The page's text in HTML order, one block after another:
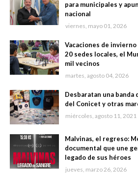
para municipales y
nacional
viernes, mayo 01, 2026
Vacaciones de
20 sedes locales, el
mil vecinos
martes, agosto 04, 2026
Desbaratan una banda
del Conicet y otras
miércoles, agosto 11, 2021
Malvinas, el regreso:
documental que une
legado de sus héroes
jueves, marzo 26, 2026